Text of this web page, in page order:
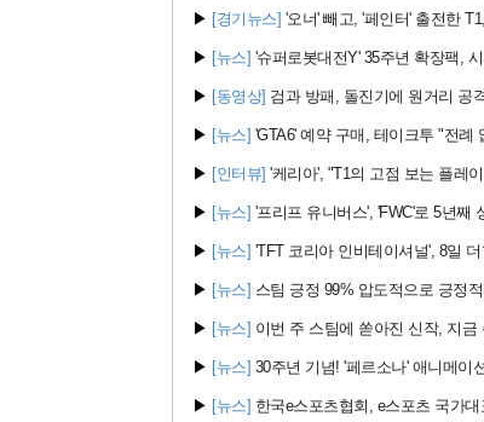
▶ [경기뉴스] '오너' 빼고, '페인터' 출전한
▶ [뉴스] '슈퍼로봇대전Y' 35주년 확장팩, 시
▶ [동영상] 검과 방패, 돌진기에 원거리 공
▶ [뉴스] 'GTA6' 예약 구매, 테이크투 "전례
▶ [인터뷰] '케리아', "T1의 고점 보는 플레
▶ [뉴스] '프리프 유니버스', 'FWC'로 5년째
▶ [뉴스] 'TFT 코리아 인비테이셔널', 8일
▶ [뉴스] 스팀 긍정 99% 압도적으로 긍정
▶ [뉴스] 이번 주 스팀에 쏟아진 신작, 지금
▶ [뉴스] 30주년 기념! '페르소나' 애니메이
▶ [뉴스] 한국e스포츠협회, e스포츠 국가